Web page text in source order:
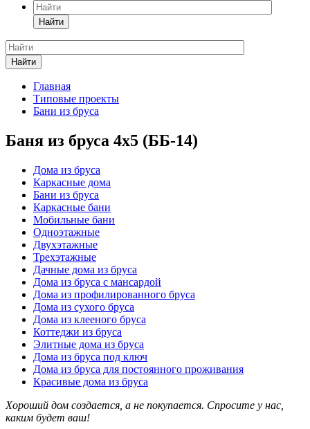
Найти
Найти
Главная
Типовые проекты
Бани из бруса
Баня из бруса 4x5 (ББ-14)
Дома из бруса
Каркасные дома
Бани из бруса
Каркасные бани
Мобильные бани
Одноэтажные
Двухэтажные
Трехэтажные
Дачные дома из бруса
Дома из бруса с мансардой
Дома из профилированного бруса
Дома из сухого бруса
Дома из клееного бруса
Коттеджи из бруса
Элитные дома из бруса
Дома из бруса под ключ
Дома из бруса для постоянного проживания
Красивые дома из бруса
Хороший дом создается, а не покупается. Спросите у нас,
каким будет ваш!